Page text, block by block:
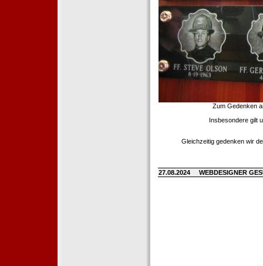
Zum Gedenken
Insbesondere gilt
Gleichzeitig gedenken wir
27.08.2024 WEBDESIGNER